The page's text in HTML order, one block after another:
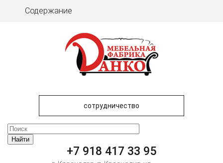
Содержание
сотрудничество
+7 918 417 33 95